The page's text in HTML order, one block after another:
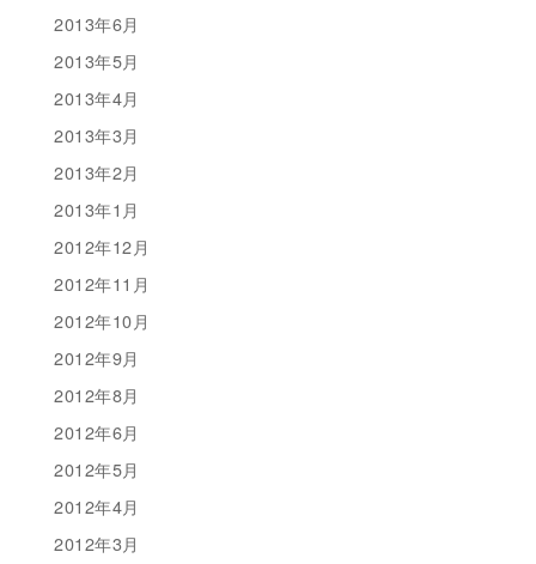
2013年6月
2013年5月
2013年4月
2013年3月
2013年2月
2013年1月
2012年12月
2012年11月
2012年10月
2012年9月
2012年8月
2012年6月
2012年5月
2012年4月
2012年3月